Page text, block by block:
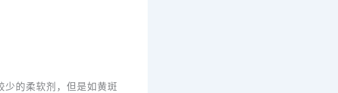
少的柔软剂，但是如黄斑